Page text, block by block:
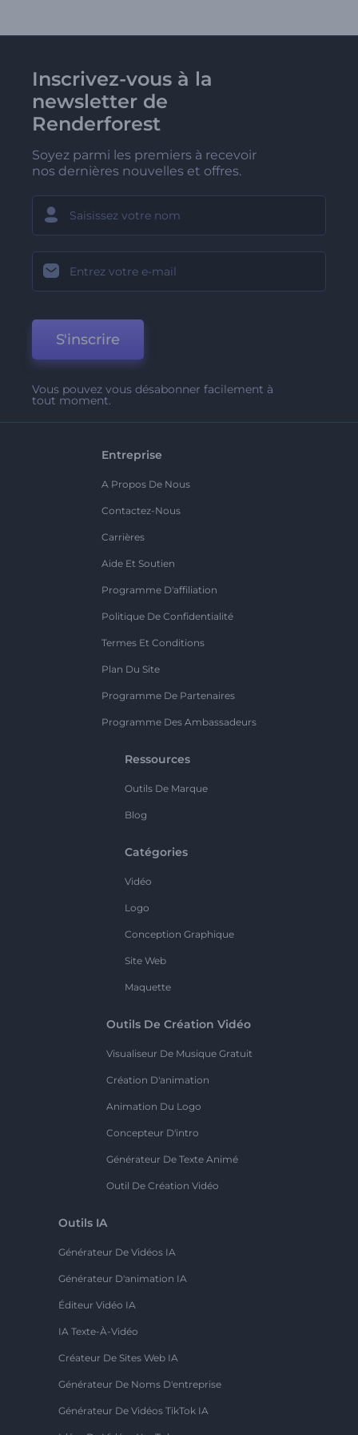
Inscrivez-vous à la
newsletter de
Renderforest
Soyez parmi les premiers à recevoir
nos dernières nouvelles et offres.
S'inscrire
Vous pouvez vous désabonner facilement à
tout moment.
Entreprise
A Propos De Nous
Contactez-Nous
Carrières
Aide Et Soutien
Programme D'affiliation
Politique De Confidentialité
Termes Et Conditions
Plan Du Site
Programme De Partenaires
Programme Des Ambassadeurs
Ressources
Outils De Marque
Blog
Catégories
Vidéo
Logo
Conception Graphique
Site Web
Maquette
Outils De Création Vidéo
Visualiseur De Musique Gratuit
Création D'animation
Animation Du Logo
Concepteur D'intro
Générateur De Texte Animé
Outil De Création Vidéo
Outils IA
Générateur De Vidéos IA
Générateur D'animation IA
Éditeur Vidéo IA
IA Texte-À-Vidéo
Créateur De Sites Web IA
Générateur De Noms D'entreprise
Générateur De Vidéos TikTok IA